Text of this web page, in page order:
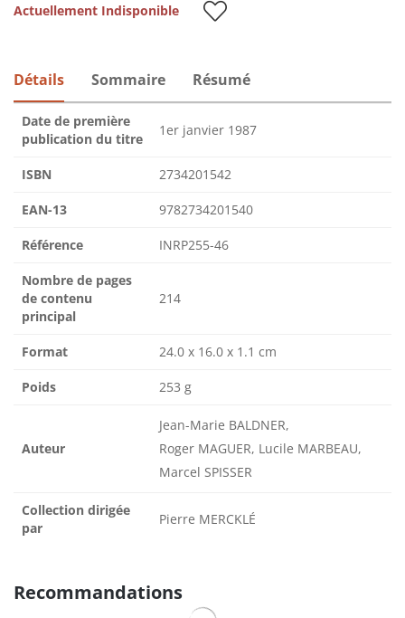
Actuellement Indisponible
Détails Sommaire Résumé
Date de première
publication du titre
1er janvier 1987
ISBN 2734201542
EAN-13 9782734201540
Référence INRP255-46
Nombre de pages
de contenu
principal
214
Format 24.0 x 16.0 x 1.1 cm
Poids 253 g
Auteur
Jean-Marie BALDNER,
Roger MAGUER, Lucile MARBEAU,
Marcel SPISSER
Collection dirigée
par
Pierre MERCKLÉ
Recommandations